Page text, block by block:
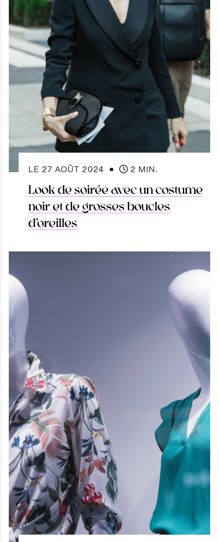
LE 27 AOÛT 2024 ● 2 MIN.
Look de soirée avec un costume
noir et de grosses boucles
d’oreilles